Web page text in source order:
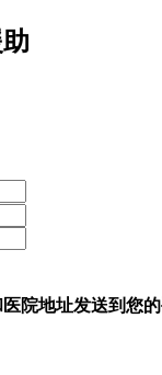
院地址发送到您的